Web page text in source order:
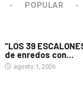
POPULAR
“LOS 39
de enredos con...
agosto 1, 2026